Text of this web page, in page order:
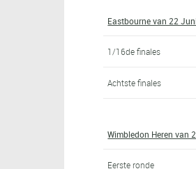
Eastbourne van 22
1/16de finales
Achtste finales
Wimbledon Heren van
Eerste ronde